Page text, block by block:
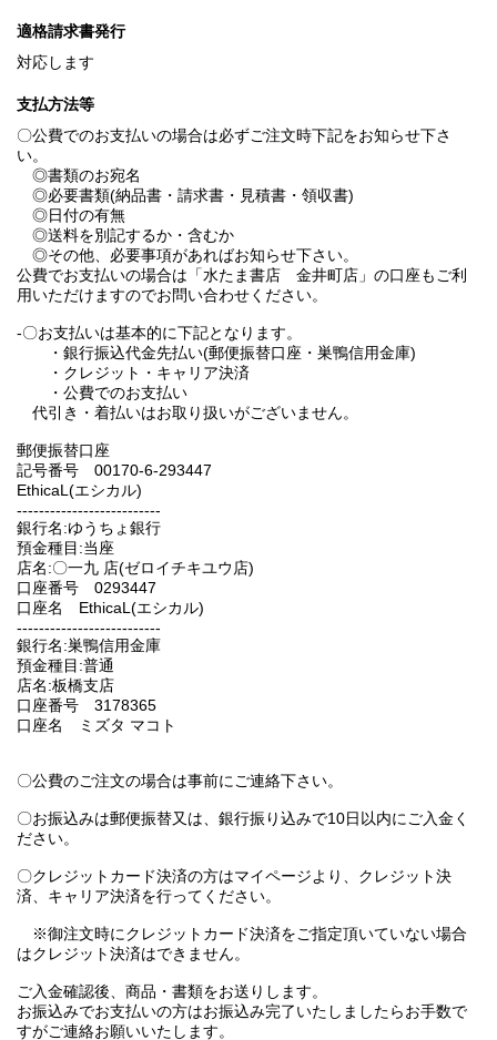
適格請求書発行
対応します
支払方法等
〇公費でのお支払いの場合は必ずご注文時下記をお知らせ下さ
い。
◎書類のお宛名
◎必要書類(納品書・請求書・見積書・領収書)
◎日付の有無
◎送料を別記するか・含むか
◎その他、必要事項があればお知らせ下さい。
公費でお支払いの場合は「水たま書店 金井町店」の口座もご利
用いただけますのでお問い合わせください。
-〇お支払いは基本的に下記となります。
・銀行振込代金先払い(郵便振替口座・巣鴨信用金庫)
・クレジット・キャリア決済
・公費でのお支払い
代引き・着払いはお取り扱いがございません。
郵便振替口座
記号番号 00170-6-293447
EthicaL(エシカル)
--------------------------
銀行名:ゆうちょ銀行
預金種目:当座
店名:〇一九 店(ゼロイチキユウ店)
口座番号 0293447
口座名 EthicaL(エシカル)
--------------------------
銀行名:巣鴨信用金庫
預金種目:普通
店名:板橋支店
口座番号 3178365
口座名 ミズタ マコト
〇公費のご注文の場合は事前にご連絡下さい。
〇お振込みは郵便振替又は、銀行振り込みで10日以内にご入金く
ださい。
〇クレジットカード決済の方はマイページより、クレジット決
済、キャリア決済を行ってください。
※御注文時にクレジットカード決済をご指定頂いていない場合
はクレジット決済はできません。
ご入金確認後、商品・書類をお送りします。
お振込みでお支払いの方はお振込み完了いたしましたらお手数で
すがご連絡お願いいたします。